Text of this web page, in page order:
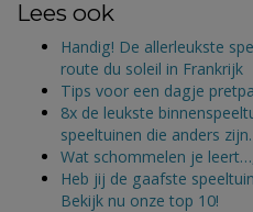
Lees ook
Handig! De allerleukste
route du soleil in Frankrijk
Tips voor een dagje
8x de leukste
speeltuinen die anders zijn.
Wat schommelen je
Heb jij de gaafste
Bekijk nu onze top 10!